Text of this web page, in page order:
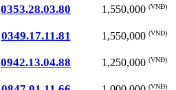
0353.28.03.80 1,550,000 (VNĐ)
0349.17.11.81 1,550,000 (VNĐ)
0942.13.04.88 1,250,000 (VNĐ)
(VNĐ)